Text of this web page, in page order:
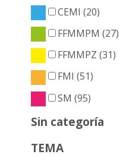
CEMI (20)
FFMMPM (27)
FFMMPZ (31)
FMI (51)
SM (95)
Sin categoría
TEMA